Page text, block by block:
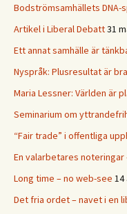
Bodströmsamhällets DNA-
Artikel i Liberal Debatt31
Ett annat samhälle är
Nyspråk: Plusresultat är
Maria Lessner: Världen är
Seminarium om
“Fair trade” i offentliga
En valarbetares
Long time – no web-see 14
Det fria ordet – navet i en